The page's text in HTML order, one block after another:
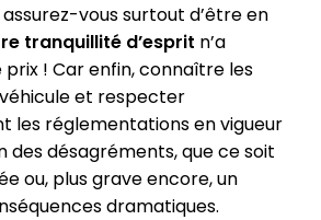
assurez-vous surtout d’être en
tranquillité d’esprit n’a
! Car enfin, connaître les
et respecter
les réglementations en vigueur
des désagréments, que ce soit
ou, plus grave encore, un
dramatiques.